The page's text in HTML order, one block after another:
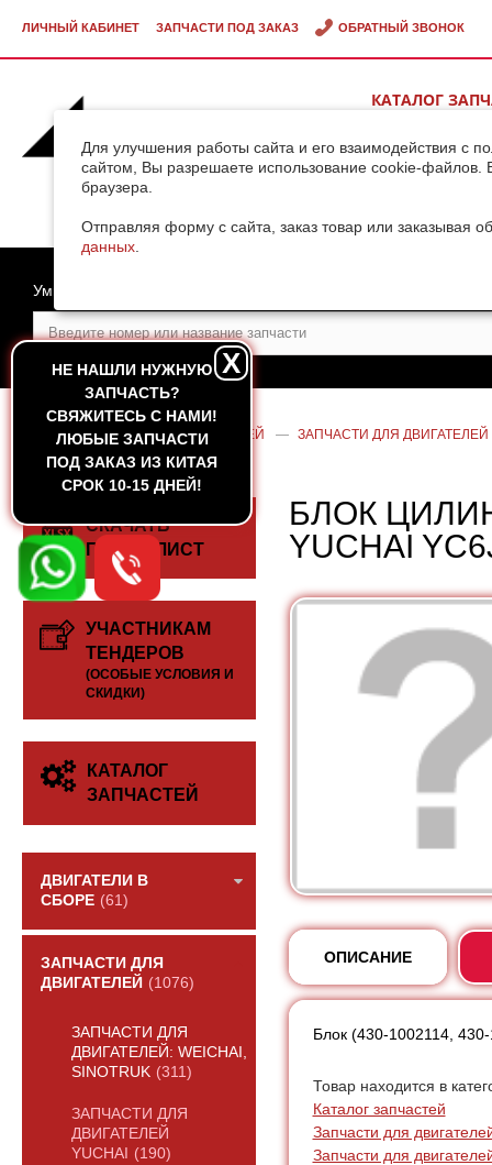
Для улучшения работы сайта и его взаимодействия с
сайтом, Вы разрешаете использование cookie-файлов.
браузера.
Отправляя форму с сайта, заказ товар или заказывая
данных
ЛИЧНЫЙ КАБИНЕТ ЗАПЧАСТИ ПОД ЗАКАЗ ОБРАТНЫЙ ЗВОНОК
КАТАЛОГ
НЕ НАШЛИ НУЖНУЮ
ЗАПЧАСТЬ?
CВЯЖИТЕСЬ С НАМИ!
ЛЮБЫЕ ЗАПЧАСТИ
ПОД ЗАКАЗ ИЗ КИТАЯ
СРОК 10-15 ДНЕЙ!
X
Умный поиск
ГЛАВНАЯ — КАТАЛОГ ЗАПЧАСТЕЙ — ЗАПЧАСТИ ДЛЯ ДВИГАТЕЛЕЙ
YUCHAI YC6J125Z-T20 (ОРИГИНАЛ)
СКАЧАТЬ
ПРАЙС-ЛИСТ
УЧАСТНИКАМ
ТЕНДЕРОВ
(ОСОБЫЕ УСЛОВИЯ И
СКИДКИ)
КАТАЛОГ
ЗАПЧАСТЕЙ
ДВИГАТЕЛИ В
СБОРЕ (61)
ЗАПЧАСТИ ДЛЯ
ДВИГАТЕЛЕЙ (1076)
ЗАПЧАСТИ ДЛЯ
ДВИГАТЕЛЕЙ: WEICHAI,
SINOTRUK (311)
ЗАПЧАСТИ ДЛЯ
ДВИГАТЕЛЕЙ
YUCHAI
(190)
БЛОК
YUCHAI
ОПИСАНИЕ
Блок (430-1002114,
Товар находится в
Каталог запчастей
Запчасти для
Запчасти для